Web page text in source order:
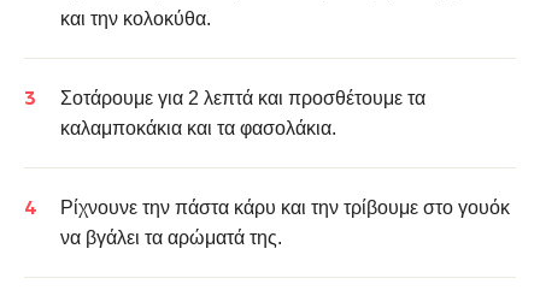
και την κολοκύθα.
Σοτάρουμε για 2 λεπτά και προσθέτουμε τα
καλαμποκάκια και τα φασολάκια.
Ρίχνουνε την πάστα κάρυ και την τρίβουμε στο γουόκ
να βγάλει τα αρώματά της.